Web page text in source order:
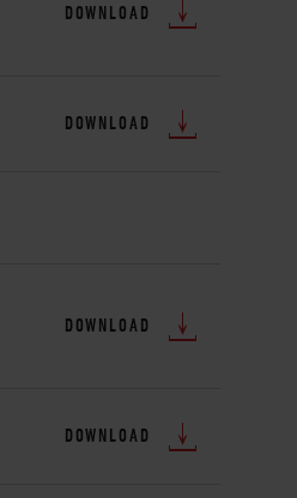
DOWNLOAD
DOWNLOAD
DOWNLOAD
DOWNLOAD